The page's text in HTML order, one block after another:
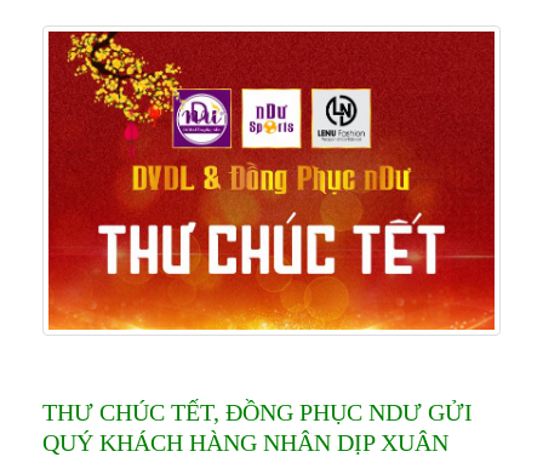
THƯ CHÚC TẾT, ĐỒNG PHỤC NDƯ GỬI
QUÝ KHÁCH HÀNG NHÂN DỊP XUÂN